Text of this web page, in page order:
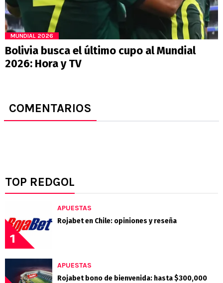
MUNDIAL 2026
Bolivia busca el último cupo al Mundial
2026: Hora y TV
COMENTARIOS
TOP REDGOL
1
APUESTAS
Rojabet en Chile: opiniones y reseña
APUESTAS
Rojabet bono de bienvenida: hasta $300,000